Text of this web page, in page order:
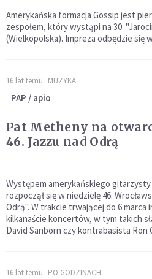
Amerykańska formacja Gossip jest
zespołem, który wystąpi na 30.
(Wielkopolska). Impreza odbędzie się
16 lat temu MUZYKA
PAP / apio
Pat Metheny na
46. Jazzu nad Odrą
Występem amerykańskiego
rozpoczął się w niedzielę 46.
Odrą". W trakcie trwającej do 6 marca
kilkanaście koncertów, w tym takich
David Sanborn czy kontrabasista Ron
16 lat temu PO GODZINACH